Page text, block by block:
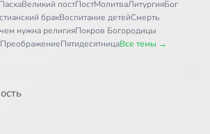
ПасхаВеликий постПостМолитваЛитургияБог
бракВоспитание детейСмерть
нужна религияПокров Богородицы
ПреображениеПятидесятницаВсе темы →